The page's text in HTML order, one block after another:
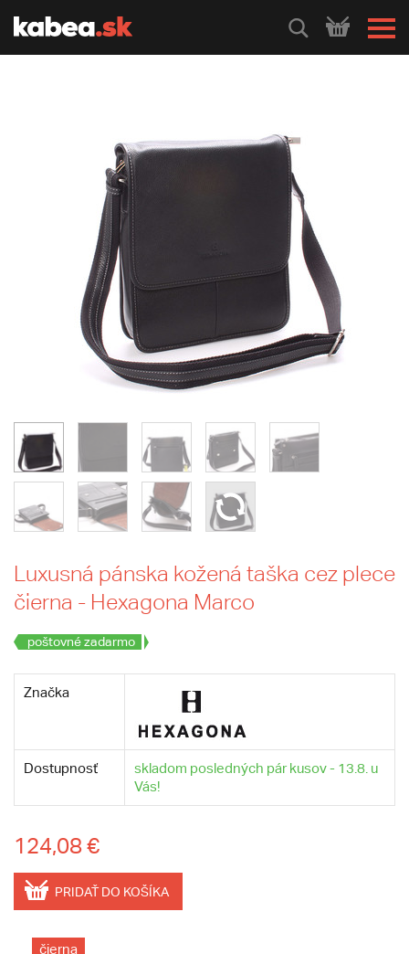
HLEDEJ
Luxusná pánska kožená taška cez plece
čierna - Hexagona Marco
poštovné zadarmo
Značka
Dostupnosť
skladom posledných pár kusov - 13.8. u
Vás!
124,08 €
PRIDAŤ DO KOŠÍKA
čierna